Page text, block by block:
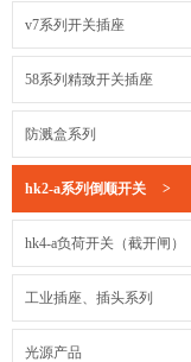
v7系列开关插座
58系列精致开关插座
防溅盒系列
hk2-a系列倒顺开关 >
hk4-a负荷开关（截开闸）
工业插座、插头系列
光源产品